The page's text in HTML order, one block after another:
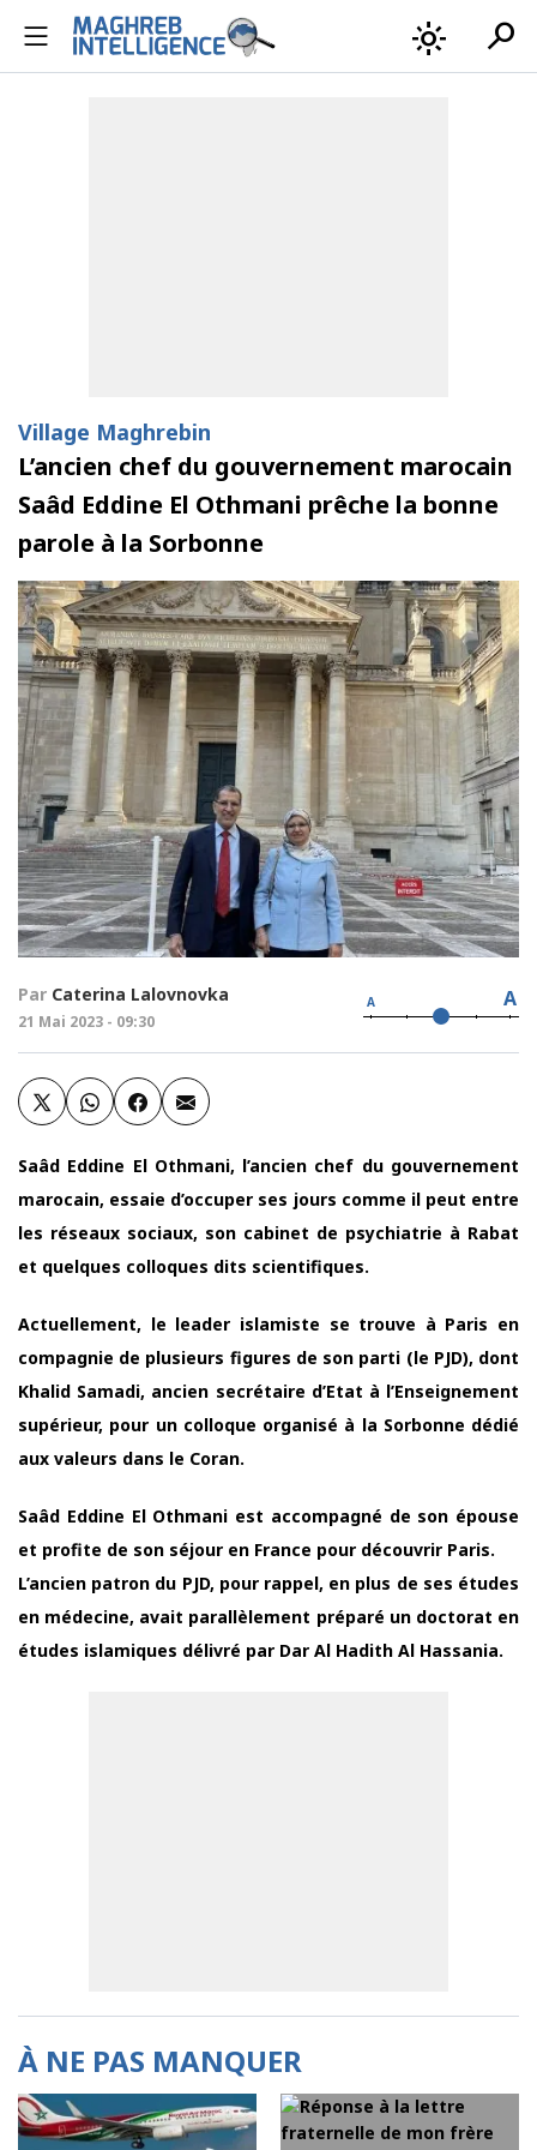
light_mode search
Village Maghrebin
L’ancien chef du gouvernement marocain
Saâd Eddine El Othmani prêche la bonne
parole à la Sorbonne
Par Caterina Lalovnovka
21 Mai 2023 - 09:30
A A
Saâd Eddine El Othmani, l’ancien chef du gouvernement
marocain, essaie d’occuper ses jours comme il peut entre
les réseaux sociaux, son cabinet de psychiatrie à Rabat
et quelques colloques dits scientifiques.
Actuellement, le leader islamiste se trouve à Paris en
compagnie de plusieurs figures de son parti (le PJD), dont
Khalid Samadi, ancien secrétaire d’Etat à l’Enseignement
supérieur, pour un colloque organisé à la Sorbonne dédié
aux valeurs dans le Coran.
Saâd Eddine El Othmani est accompagné de son épouse
et profite de son séjour en France pour découvrir Paris.
L’ancien patron du PJD, pour rappel, en plus de ses études
en médecine, avait parallèlement préparé un doctorat en
études islamiques délivré par Dar Al Hadith Al Hassania.
À NE PAS MANQUER